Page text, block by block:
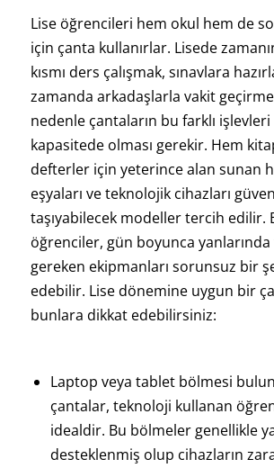
Lise öğrencileri hem okul hem de
için çanta kullanırlar. Lisede
kısmı ders çalışmak, sınavlara
zamanda arkadaşlarla vakit
nedenle çantaların bu farklı işlevleri
kapasitede olması gerekir. Hem
defterler için yeterince alan sunan
eşyaları ve teknolojik cihazları
taşıyabilecek modeller tercih edilir.
öğrenciler, gün boyunca yanlarında
gereken ekipmanları sorunsuz bir
edebilir. Lise dönemine uygun bir
bunlara dikkat edebilirsiniz:
Laptop veya tablet bölmesi
çantalar, teknoloji kullanan
idealdir. Bu bölmeler genellikle
desteklenmiş olup cihazların